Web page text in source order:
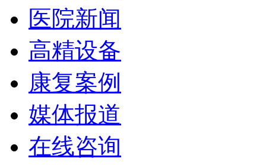
医院新闻
高精设备
康复案例
媒体报道
在线咨询